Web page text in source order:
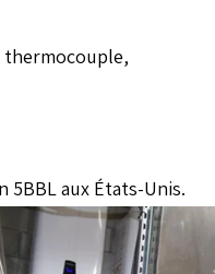
5BBL aux États-Unis.